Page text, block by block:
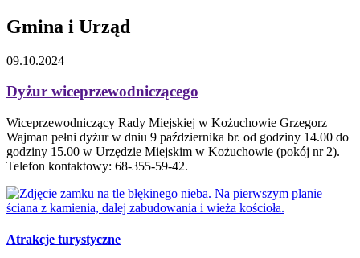
Gmina i Urząd
09.10.2024
Dyżur wiceprzewodniczącego
Wiceprzewodniczący Rady Miejskiej w Kożuchowie Grzegorz
Wajman pełni dyżur w dniu 9 października br. od godziny 14.00 do
godziny 15.00 w Urzędzie Miejskim w Kożuchowie (pokój nr 2).
Telefon kontaktowy: 68-355-59-42.
Atrakcje turystyczne